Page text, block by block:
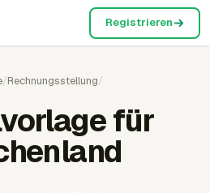
Registrieren
/Rechnungsstellung/
für